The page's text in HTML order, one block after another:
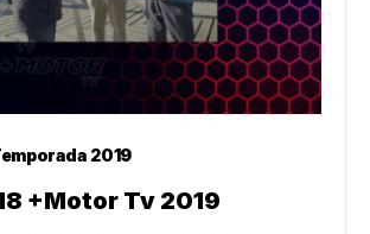
2019
+Motor Tv 2019